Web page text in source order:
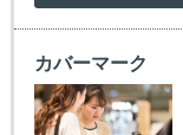
カバーマーク